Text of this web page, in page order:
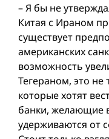
– Я бы не
Китая с Ираном
существует
американских
возможность
Тегераном, это не
которые хотят
банки, желающие
удерживаются от